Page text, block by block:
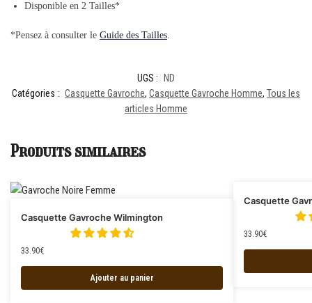
Disponible en 2 Tailles*
*Pensez à consulter le Guide des Tailles
UGS :
ND
Catégories : Casquette Gavroche, Casquette Gavroche Homme, Tous les
articles Homme
Produits similaires
Casquette Gavroche Wilmington
33.90€
Ajouter au panier
Casquette
33.90€